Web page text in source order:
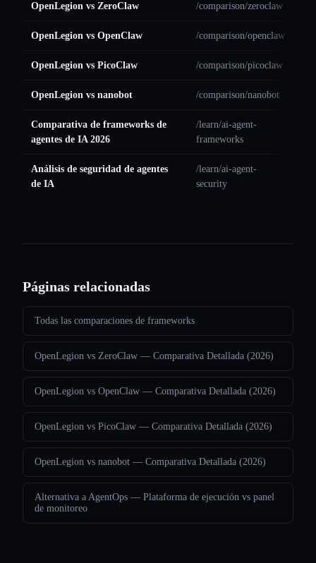
OpenLegion vs ZeroClaw /comparison/zeroclaw
OpenLegion vs OpenClaw /comparison/openclaw
OpenLegion vs PicoClaw /comparison/picoclaw
OpenLegion vs nanobot /comparison/nanobot
Comparativa de frameworks de
agentes de IA 2026
/learn/ai-agent-
frameworks
Análisis de seguridad de agentes
de IA
/learn/ai-agent-
security
Páginas relacionadas
Todas las comparaciones de frameworks
OpenLegion vs ZeroClaw — Comparativa Detallada (2026)
OpenLegion vs OpenClaw — Comparativa Detallada (2026)
OpenLegion vs PicoClaw — Comparativa Detallada (2026)
OpenLegion vs nanobot — Comparativa Detallada (2026)
Alternativa a AgentOps — Plataforma de ejecución vs panel
de monitoreo